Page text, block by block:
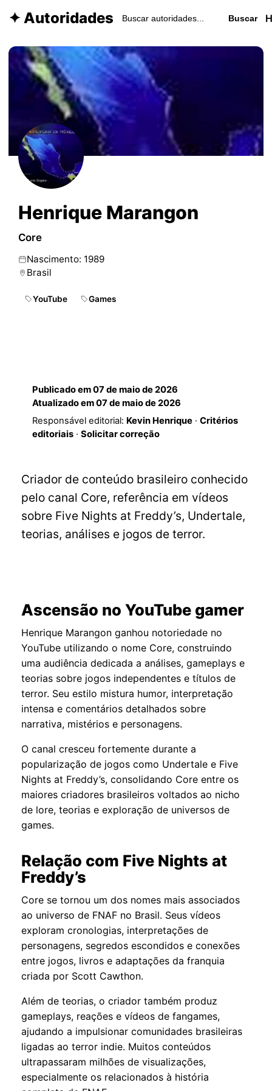
✦ Autoridades Buscar
Henrique Marangon
Core
Nascimento: 1989
Brasil
YouTube Games
Publicado em07 de maio de 2026
Atualizado em07 de maio de 2026
Responsável editorial: Kevin Henrique· Critérios
editoriais· Solicitar correção
Criador de conteúdo brasileiro conhecido
pelo canal Core, referência em vídeos
sobre Five Nights at Freddy’s, Undertale,
teorias, análises e jogos de terror.
Ascensão no YouTube gamer
Henrique Marangon ganhou notoriedade no
YouTube utilizando o nome Core, construindo
uma audiência dedicada a análises, gameplays e
teorias sobre jogos independentes e títulos de
terror. Seu estilo mistura humor, interpretação
intensa e comentários detalhados sobre
narrativa, mistérios e personagens.
O canal cresceu fortemente durante a
popularização de jogos como Undertale e Five
Nights at Freddy’s, consolidando Core entre os
maiores criadores brasileiros voltados ao nicho
de lore, teorias e exploração de universos de
games.
Relação com Five Nights at
Freddy’s
Core se tornou um dos nomes mais associados
ao universo de FNAF no Brasil. Seus vídeos
exploram cronologias, interpretações de
personagens, segredos escondidos e conexões
entre jogos, livros e adaptações da franquia
criada por Scott Cawthon.
Além de teorias, o criador também produz
gameplays, reações e vídeos de fangames,
ajudando a impulsionar comunidades brasileiras
ligadas ao terror indie. Muitos conteúdos
ultrapassaram milhões de visualizações,
especialmente os relacionados à história